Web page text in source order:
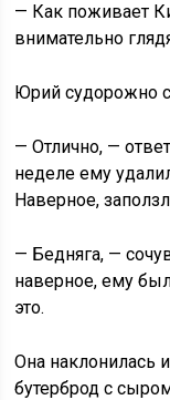
— Как поживает
внимательно
Юрий судорожно
— Отлично, —
неделе ему
Наверное,
— Бедняга, —
наверное, ему
это.
Она наклонилась
бутерброд с